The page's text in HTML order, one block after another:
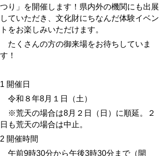
つり」を開催します！ 県内外の機関にも出展
していただき、 文化財にちなんだ体験イベン
トをお楽しみいただけます。
たくさんの方の御来場をお待ちしていま
す！
1 開催日
令和８年8月１日（土）
※荒天の場合は8月２日（日）に順延。２
日も荒天の場合は中止。
2 開催時間
午前9時30分から午後3時30分まで（開